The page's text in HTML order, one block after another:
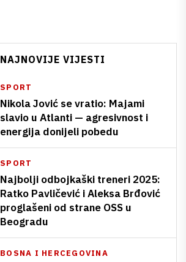
NAJNOVIJE VIJESTI
SPORT
Nikola Jović se vratio: Majami
slavio u Atlanti — agresivnost i
energija donijeli pobedu
SPORT
Najbolji odbojkaški treneri 2025:
Ratko Pavličević i Aleksa Brđović
proglašeni od strane OSS u
Beogradu
BOSNA I HERCEGOVINA